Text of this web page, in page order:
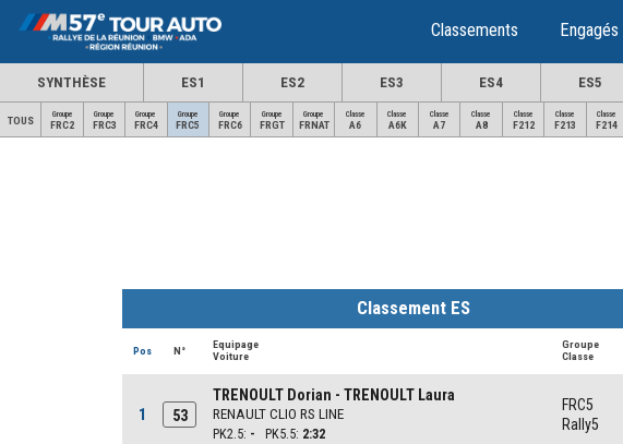
Classements Engagés
SYNTHÈSE ES1 ES2 ES3 ES4 ES5
TOUS
Groupe
FRC2
Groupe
FRC3
Groupe
FRC4
Groupe
FRC5
Groupe
FRC6
Groupe
FRGT
Groupe
FRNAT
Classe
A6
Classe
A6K
Classe
A7
Classe
A8
Classe
F212
Classe
F213
Classe
F214
Classement ES
Pos N°
Equipage
Voiture
Groupe
Classe
1 53
TRENOULT Dorian - TRENOULT Laura
RENAULT CLIO RS LINE
PK2.5: - PK5.5: 2:32
FRC5
Rally5